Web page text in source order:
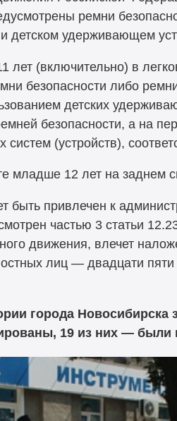
ремни
детском удерживающем
лет (включительно) в
безопасности либо
детских
безопасности, а на
(устройств),
младше 12 лет на заднем
привлечен к
частью 3 статьи
движения, влечет
лиц — двадцати
города Новосибирска
19 из них — были